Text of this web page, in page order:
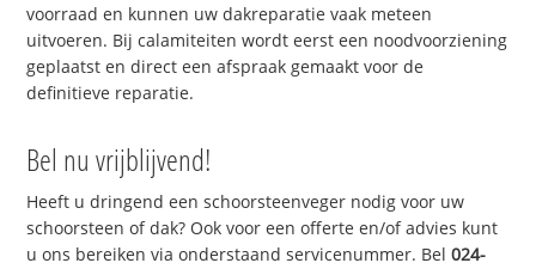
voorraad en kunnen uw dakreparatie vaak meteen
uitvoeren. Bij calamiteiten wordt eerst een noodvoorziening
geplaatst en direct een afspraak gemaakt voor de
definitieve reparatie.
Bel nu vrijblijvend!
Heeft u dringend een schoorsteenveger nodig voor uw
schoorsteen of dak? Ook voor een offerte en/of advies kunt
u ons bereiken via onderstaand servicenummer. Bel024-